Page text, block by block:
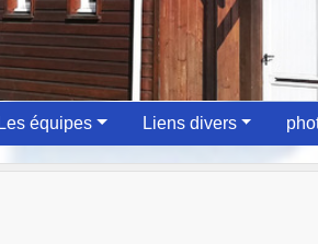
Les équipes Liens divers